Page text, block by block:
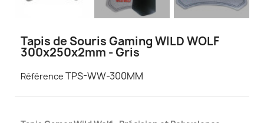
Tapis de Souris Gaming WILD WOLF
300x250x2mm - Gris
Référence TPS-WW-300MM